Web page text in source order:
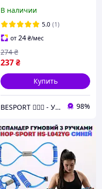
12-30 кг, для растяжки,
фитнеса
В наличии
5.0 (1)
от24₴/мес
237₴
274 ₴
Купить
BESPORT 🏋🏻‍♂️ - Український бренд спорттоварів 🇺🇦 98%